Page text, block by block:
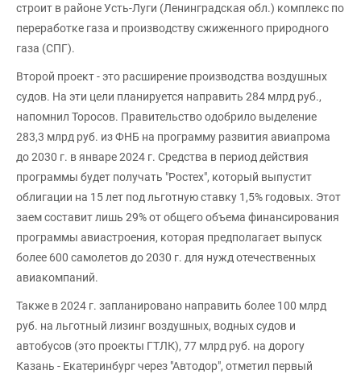
строит в районе Усть-Луги (Ленинградская обл.) комплекс по
переработке газа и производству сжиженного природного
газа (СПГ).
Второй проект - это расширение производства воздушных
судов. На эти цели планируется направить 284 млрд руб.,
напомнил Торосов. Правительство одобрило выделение
283,3 млрд руб. из ФНБ на программу развития авиапрома
до 2030 г. в январе 2024 г. Средства в период действия
программы будет получать "Ростех", который выпустит
облигации на 15 лет под льготную ставку 1,5% годовых. Этот
заем составит лишь 29% от общего объема финансирования
программы авиастроения, которая предполагает выпуск
более 600 самолетов до 2030 г. для нужд отечественных
авиакомпаний.
Также в 2024 г. запланировано направить более 100 млрд
руб. на льготный лизинг воздушных, водных судов и
автобусов (это проекты ГТЛК), 77 млрд руб. на дорогу
Казань - Екатеринбург через "Автодор", отметил первый